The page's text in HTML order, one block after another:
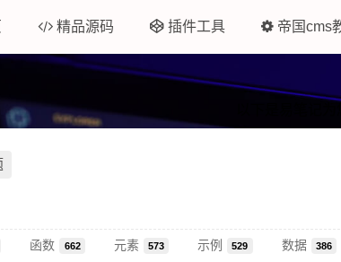
精品源码 插件工具 帝国cms
以下是易笔记
函数 662 元素 573 示例 529 数据 386